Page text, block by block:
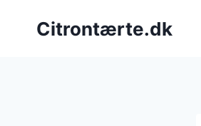
Citrontærte.dk